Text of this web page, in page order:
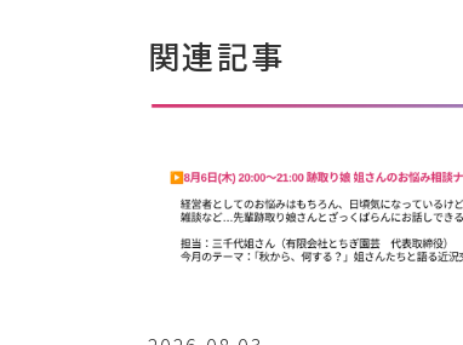
関連記事